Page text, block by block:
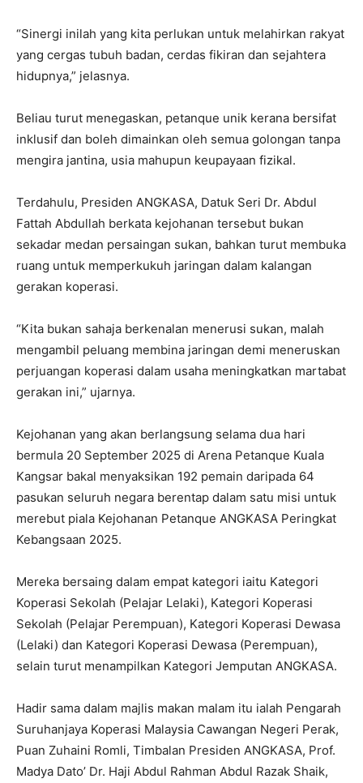
“Sinergi inilah yang kita perlukan untuk melahirkan rakyat
yang cergas tubuh badan, cerdas fikiran dan sejahtera
hidupnya,” jelasnya.
Beliau turut menegaskan, petanque unik kerana bersifat
inklusif dan boleh dimainkan oleh semua golongan tanpa
mengira jantina, usia mahupun keupayaan fizikal.
Terdahulu, Presiden ANGKASA, Datuk Seri Dr. Abdul
Fattah Abdullah berkata kejohanan tersebut bukan
sekadar medan persaingan sukan, bahkan turut membuka
ruang untuk memperkukuh jaringan dalam kalangan
gerakan koperasi.
“Kita bukan sahaja berkenalan menerusi sukan, malah
mengambil peluang membina jaringan demi meneruskan
perjuangan koperasi dalam usaha meningkatkan martabat
gerakan ini,” ujarnya.
Kejohanan yang akan berlangsung selama dua hari
bermula 20 September 2025 di Arena Petanque Kuala
Kangsar bakal menyaksikan 192 pemain daripada 64
pasukan seluruh negara berentap dalam satu misi untuk
merebut piala Kejohanan Petanque ANGKASA Peringkat
Kebangsaan 2025.
Mereka bersaing dalam empat kategori iaitu Kategori
Koperasi Sekolah (Pelajar Lelaki), Kategori Koperasi
Sekolah (Pelajar Perempuan), Kategori Koperasi Dewasa
(Lelaki) dan Kategori Koperasi Dewasa (Perempuan),
selain turut menampilkan Kategori Jemputan ANGKASA.
Hadir sama dalam majlis makan malam itu ialah Pengarah
Suruhanjaya Koperasi Malaysia Cawangan Negeri Perak,
Puan Zuhaini Romli, Timbalan Presiden ANGKASA, Prof.
Madya Dato’ Dr. Haji Abdul Rahman Abdul Razak Shaik,